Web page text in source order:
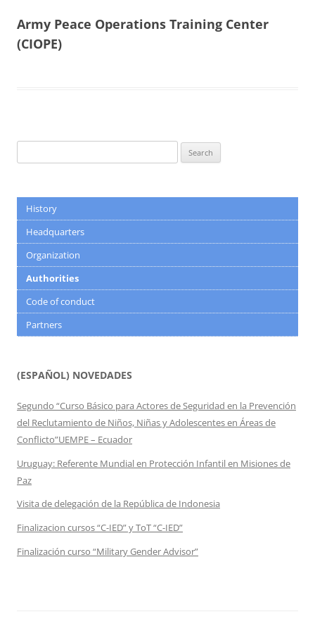
Army Peace Operations Training Center
(CIOPE)
for:
History
Headquarters
Organization
Authorities
Code of conduct
Partners
(ESPAÑOL) NOVEDADES
Segundo “Curso Básico para Actores de Seguridad en la Prevención
del Reclutamiento de Niños, Niñas y Adolescentes en Áreas de
Conflicto”UEMPE – Ecuador
Uruguay: Referente Mundial en Protección Infantil en Misiones de
Paz
Visita de delegación de la República de Indonesia
Finalizacion cursos “C-IED” y ToT “C-IED”
Finalización curso “Military Gender Advisor”